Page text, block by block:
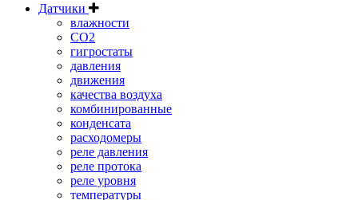
Датчики
влажности
CO2
гигростаты
давления
движения
качества воздуха
комбинированные
конденсата
расходомеры
реле давления
реле протока
реле уровня
температуры